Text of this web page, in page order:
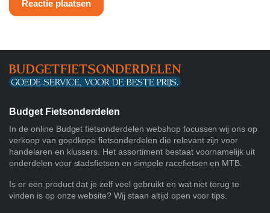
Budget Fietsonderdelen
In de online Budget fietsonderdelen webshop focussen wij ons op
verkoop van goedkope fietsonderdelen die relevant zijn voor
handelaren en klussers. Het assortiment bestaat voornamelijk uit
onderdelen voor stadsfietsen en simpele racefietsen en MTB.
Is er een product dat je zelf veel gebruikt en wat niet terug te
vinden is op onze website? Wij staan altijd open voor tips.